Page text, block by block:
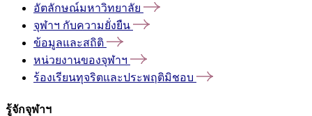
อัตลักษณ์มหาวิทยาลัย
จุฬาฯ กับความยั่งยืน
ข้อมูลและสถิติ
หน่วยงานของจุฬาฯ
ร้องเรียนทุจริตและประพฤติมิชอบ
รู้จักจุฬาฯ